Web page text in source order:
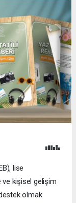
lise
kişisel gelişim
olmak